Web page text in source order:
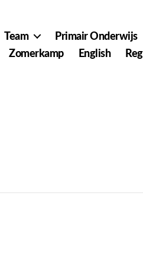
Team Primair Onderwijs
Zomerkamp English